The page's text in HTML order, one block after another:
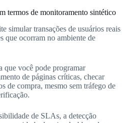
termos de monitoramento sintético
simular transações de usuários reais
que ocorram no ambiente de
que você pode programar
de páginas críticas, checar
de compra, mesmo sem tráfego de
de SLAs, a detecção